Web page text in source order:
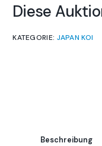
Diese
KATEGORIE: JAPAN KOI
Beschreibung